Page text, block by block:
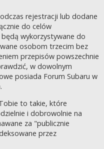
rejestracji lub dodane
do celów
wykorzystywane do
osobom trzecim bez
przepisów powszechnie
w dowolnym
posiada Forum Subaru w
to takie, które
i dobrowolnie na
za "publicznie
przez